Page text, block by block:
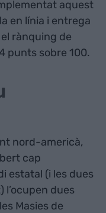
aquest
en línia i entrega
rànquing de
punts sobre 100.
nord-americà,
cap
estatal (i les dues
l’ocupen dues
Masies de